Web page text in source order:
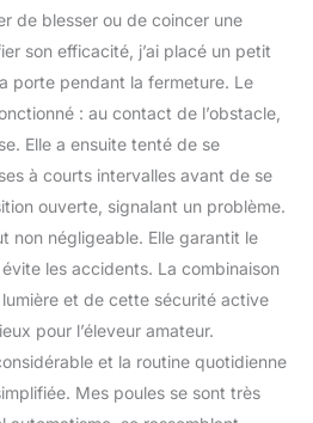
de blesser ou de coincer une
son efficacité, j’ai placé un petit
porte pendant la fermeture. Le
: au contact de l’obstacle,
Elle a ensuite tenté de se
à courts intervalles avant de se
ouverte, signalant un problème.
non négligeable. Elle garantit le
les accidents. La combinaison
et de cette sécurité active
pour l’éleveur amateur.
et la routine quotidienne
Mes poules se sont très